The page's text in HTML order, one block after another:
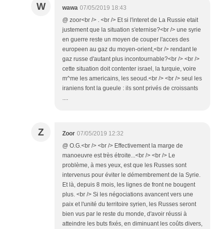
W wawa 07/05/2019 18:43
@ zoor<br /> . <br /> Et si l'interet de La Russie etait
justement que la situation s'eternise?<br /> une syrie
en guerre reste un moyen de couper l'acces des
europeen au gaz du moyen-orient,<br /> rendant le
gaz russe d'autant plus incontournable?<br /> <br />
cette situation doit contenter israel, la turquie, voire
m^me les americains, les seoud.<br /> <br /> seul les
iraniens font la gueule : ils sont privés de croissants
Z Zoor 07/05/2019 12:32
@ O.G.<br /> <br /> Effectivement la marge de
manoeuvre est très étroite...<br /> <br /> Le
problème, à mes yeux, est que les Russes sont
intervenus pour éviter le démembrement de la Syrie.
Et là, depuis 8 mois, les lignes de front ne bougent
plus. <br /> Si les négociations avancent vers une
paix et l'unité du territoire syrien, les Russes seront
bien vus par le reste du monde, d'avoir réussi à
atteindre les buts fixés, en diminuant les coûts divers,